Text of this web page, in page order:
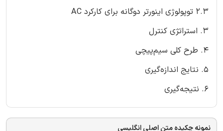
2.3 توپولوژی اینورتر دوگانه برای کارکرد AC
3. استراتژی کنترل
4. طرح کلی سیم‌پیچی
5. نتایج اندازه‌گیری
6. نتیجه‌گیری
نمونه چکیده متن اصلی انگلیسی